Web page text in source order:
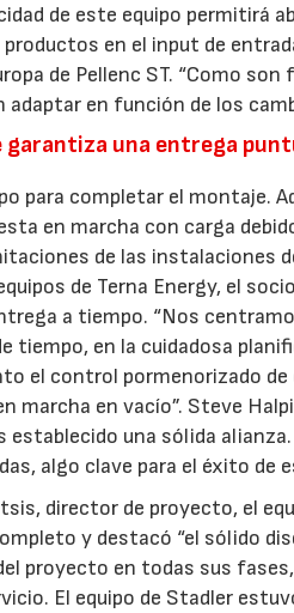
de este equipo permitirá
productos en el input de
de Pellenc ST. “Como
en función de los
garantiza una entrega
para completar el montaje.
en marcha con carga
de las instalaciones
de Terna Energy, el
a tiempo. “Nos
tiempo, en la cuidadosa
el control pormenorizado
marcha en vacío”. Steve
establecido una sólida
algo clave para el éxito de
director de proyecto, el
y destacó “el sólido
proyecto en todas sus
El equipo de Stadler